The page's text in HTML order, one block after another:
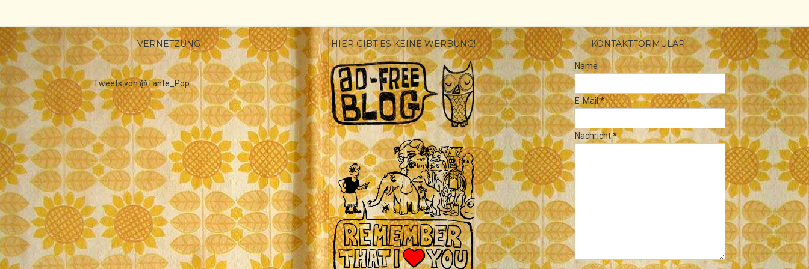
VERNETZUNG
Tweets von @Tante_Pop
HIER GIBT ES KEINE WERBUNG! KONTAKTFORMULAR
Name
E-Mail*
Nachricht*